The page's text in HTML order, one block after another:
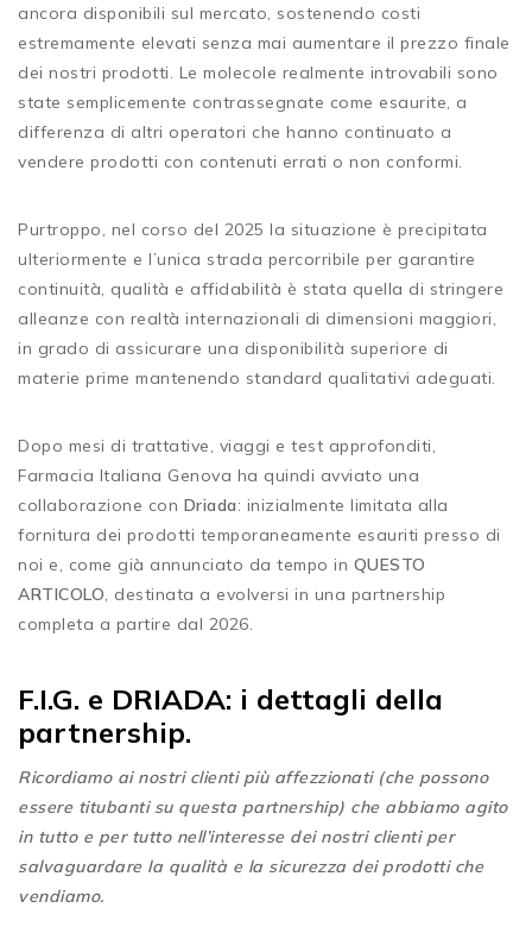
ancora disponibili sul mercato, sostenendo costi
estremamente elevati senza mai aumentare il prezzo finale
dei nostri prodotti. Le molecole realmente introvabili sono
state semplicemente contrassegnate come esaurite, a
differenza di altri operatori che hanno continuato a
vendere prodotti con contenuti errati o non conformi.
Purtroppo, nel corso del 2025 la situazione è precipitata
ulteriormente e l’unica strada percorribile per garantire
continuità, qualità e affidabilità è stata quella di stringere
alleanze con realtà internazionali di dimensioni maggiori,
in grado di assicurare una disponibilità superiore di
materie prime mantenendo standard qualitativi adeguati.
Dopo mesi di trattative, viaggi e test approfonditi,
Farmacia Italiana Genova ha quindi avviato una
collaborazione con Driada: inizialmente limitata alla
fornitura dei prodotti temporaneamente esauriti presso di
noi e, come già annunciato da tempo in QUESTO
ARTICOLO , destinata a evolversi in una partnership
completa a partire dal 2026.
F.I.G. e DRIADA: i dettagli della
partnership.
Ricordiamo ai nostri clienti più affezzionati (che possono
essere titubanti su questa partnership) che abbiamo agito
in tutto e per tutto nell’interesse dei nostri clienti per
salvaguardare la qualità e la sicurezza dei prodotti che
vendiamo.